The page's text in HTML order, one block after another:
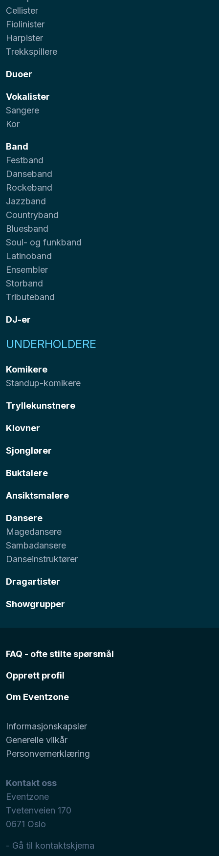
Cellister
Fiolinister
Harpister
Trekkspillere
Duoer
Vokalister
Sangere
Kor
Band
Festband
Danseband
Rockeband
Jazzband
Countryband
Bluesband
Soul- og funkband
Latinoband
Ensembler
Storband
Tributeband
DJ-er
UNDERHOLDERE
Komikere
Standup-komikere
Tryllekunstnere
Klovner
Sjonglører
Buktalere
Ansiktsmalere
Dansere
Magedansere
Sambadansere
Danseinstruktører
Dragartister
Showgrupper
FAQ - ofte stilte spørsmål
Opprett profil
Om Eventzone
Informasjonskapsler
Generelle vilkår
Personvernerklæring
Kontakt oss
Eventzone
Tvetenveien 170
0671 Oslo
- Gå til kontaktskjema